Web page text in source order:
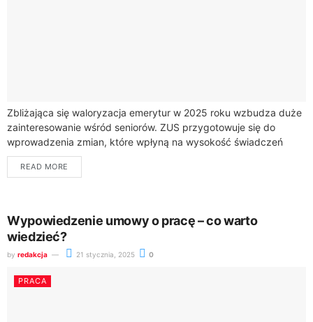
Zbliżająca się waloryzacja emerytur w 2025 roku wzbudza duże
zainteresowanie wśród seniorów. ZUS przygotowuje się do
wprowadzenia zmian, które wpłyną na wysokość świadczeń
emerytalnych. Ministerstwo Finansów rozważa dwie propozycje
wskaźnika...
READ MORE
Wypowiedzenie umowy o pracę – co warto
wiedzieć?
by redakcja 21 stycznia, 2025 0
PRACA